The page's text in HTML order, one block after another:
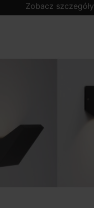
Zobacz szczegóły